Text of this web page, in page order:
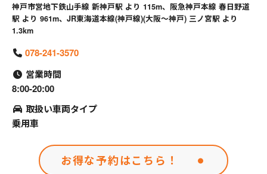
神戸市営地下鉄山手線 新神戸駅 より 115m、阪急神戸本線 春日野道
駅 より 961m、JR東海道本線(神戸線)(大阪～神戸) 三ノ宮駅 より
1.3km
078-241-3570
営業時間
8:00-20:00
取扱い車両タイプ
乗用車
お得な予約はこちら！